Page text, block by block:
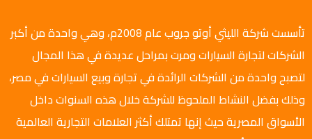
تأسست شركة الليثي أوتو جروب عام 2008م، وهي واحدة من أكبر
الشركات لتجارة السيارات ومرت بمراحل عديدة في هذا المجال
لتصبح واحدة من الشركات الرائدة في تجارة وبيع السيارات في مصر،
وذلك بفضل النشاط الملحوظ للشركة خلال هذه السنوات داخل
الأسواق المصرية حيث إنها تمتلك أكثر العلامات التجارية العالمية